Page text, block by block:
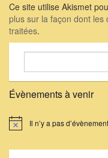
Ce site utilise Akismet
plus sur la façon dont
traitées.
Évènements à venir
Notice Il n’y a pas